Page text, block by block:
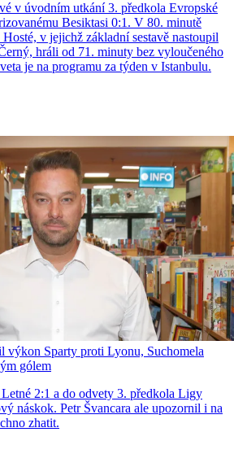
v úvodním utkání 3. předkola Evropské
Besiktasi 0:1. V 80. minutě
v jejichž základní sestavě nastoupil
hráli od 71. minuty bez vyloučeného
je na programu za týden v Istanbulu.
výkon Sparty proti Lyonu, Suchomela
gólem
2:1 a do odvety 3. předkola Ligy
náskok. Petr Švancara ale upozornil i na
zhatit.